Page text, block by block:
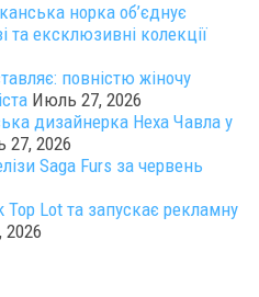
норка об’єднує
та ексклюзивні колекції
повністю жіночу
Июль 27, 2026
дизайнерка Неха Чавла у
27, 2026
Saga Furs за червень
Top Lot та запускає рекламну